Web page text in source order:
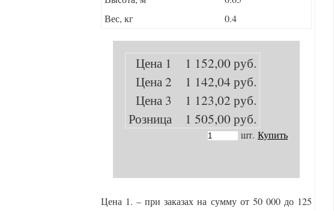
Вес, кг
0.4
Цена 1
1 152,00 руб.
Цена 2
1 142,04 руб.
Цена 3
1 123,02 руб.
Розница
1 505,00 руб.
шт. Купить
Цена 1. – при заказах на сумму от 50 000 до 125